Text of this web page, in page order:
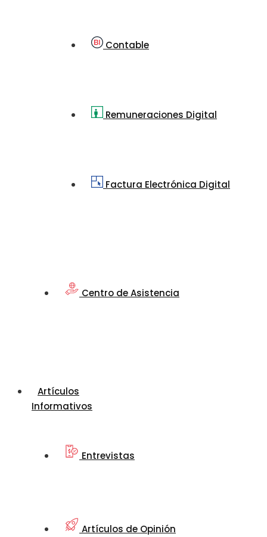
Contable
Remuneraciones Digital
Factura Electrónica Digital
Centro de Asistencia
Artículos
Informativos
Entrevistas
Artículos de Opinión